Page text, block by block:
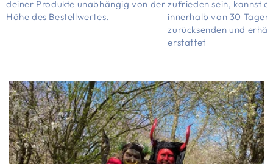
deiner Produkte unabhängig von der
Höhe des Bestellwertes.
zufrieden sein, kannst
innerhalb von 30 Tagen
zurücksenden und
erstattet